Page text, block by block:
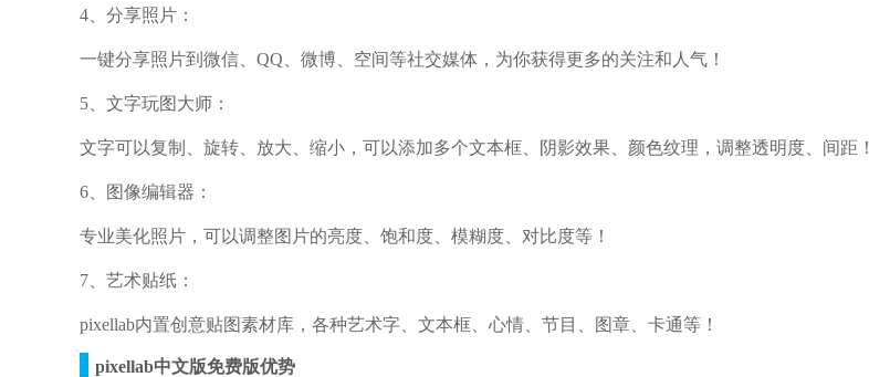
4、分享照片：
一键分享照片到微信、QQ、微博、空间等社交媒体，为你获得更多的关注和人气！
5、文字玩图大师：
文字可以复制、旋转、放大、缩小，可以添加多个文本框、阴影效果、颜色纹理，调整透明度、间距！
6、图像编辑器：
专业美化照片，可以调整图片的亮度、饱和度、模糊度、对比度等！
7、艺术贴纸：
pixellab内置创意贴图素材库，各种艺术字、文本框、心情、节目、图章、卡通等！
pixellab中文版免费版优势